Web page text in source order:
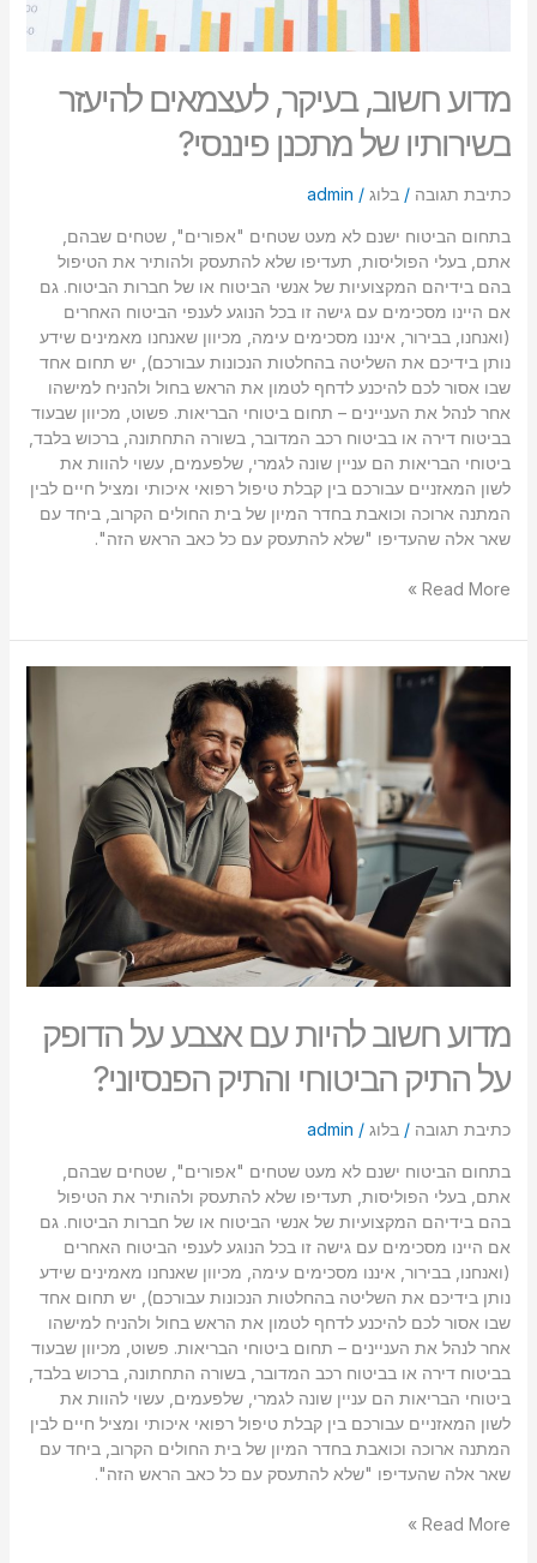
מדוע חשוב, בעיקר, לעצמאים להיעזר
בשירותיו של מתכנן פיננסי?
כתיבת תגובה / בלוג/
admin
בתחום הביטוח ישנם לא מעט שטחים "אפורים", שטחים שבהם,
אתם, בעלי הפוליסות, תעדיפו שלא להתעסק ולהותיר את הטיפול
בהם בידיהם המקצועיות של אנשי הביטוח או של חברות הביטוח. גם
אם היינו מסכימים עם גישה זו בכל הנוגע לענפי הביטוח האחרים
(ואנחנו, בבירור, איננו מסכימים עימה, מכיוון שאנחנו מאמינים שידע
נותן בידיכם את השליטה בהחלטות הנכונות עבורכם), יש תחום אחד
שבו אסור לכם להיכנע לדחף לטמון את הראש בחול ולהניח למישהו
אחר לנהל את העניינים – תחום ביטוחי הבריאות. פשוט, מכיוון שבעוד
בביטוח דירה או בביטוח רכב המדובר, בשורה התחתונה, ברכוש בלבד,
ביטוחי הבריאות הם עניין שונה לגמרי, שלפעמים, עשוי להוות את
לשון המאזניים עבורכם בין קבלת טיפול רפואי איכותי ומציל חיים לבין
המתנה ארוכה וכואבת בחדר המיון של בית החולים הקרוב, ביחד עם
שאר אלה שהעדיפו "שלא להתעסק עם כל כאב הראש הזה".
Read More »
מדוע חשוב להיות עם אצבע על הדופק
על התיק הביטוחי והתיק הפנסיוני?
כתיבת תגובה / בלוג/
admin
בתחום הביטוח ישנם לא מעט שטחים "אפורים", שטחים שבהם,
אתם, בעלי הפוליסות, תעדיפו שלא להתעסק ולהותיר את הטיפול
בהם בידיהם המקצועיות של אנשי הביטוח או של חברות הביטוח. גם
אם היינו מסכימים עם גישה זו בכל הנוגע לענפי הביטוח האחרים
(ואנחנו, בבירור, איננו מסכימים עימה, מכיוון שאנחנו מאמינים שידע
נותן בידיכם את השליטה בהחלטות הנכונות עבורכם), יש תחום אחד
שבו אסור לכם להיכנע לדחף לטמון את הראש בחול ולהניח למישהו
אחר לנהל את העניינים – תחום ביטוחי הבריאות. פשוט, מכיוון שבעוד
בביטוח דירה או בביטוח רכב המדובר, בשורה התחתונה, ברכוש בלבד,
ביטוחי הבריאות הם עניין שונה לגמרי, שלפעמים, עשוי להוות את
לשון המאזניים עבורכם בין קבלת טיפול רפואי איכותי ומציל חיים לבין
המתנה ארוכה וכואבת בחדר המיון של בית החולים הקרוב, ביחד עם
שאר אלה שהעדיפו "שלא להתעסק עם כל כאב הראש הזה".
חשוב
אצבע
על
על
התיק
הביטוחי
והתיק
Read More »